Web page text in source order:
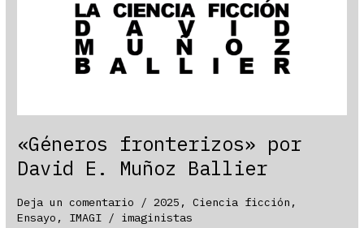
«Géneros fronterizos» por
David E. Muñoz Ballier
Deja un comentario / 2025 ,Ciencia ficción ,
Ensayo , IMAGI / imaginistas